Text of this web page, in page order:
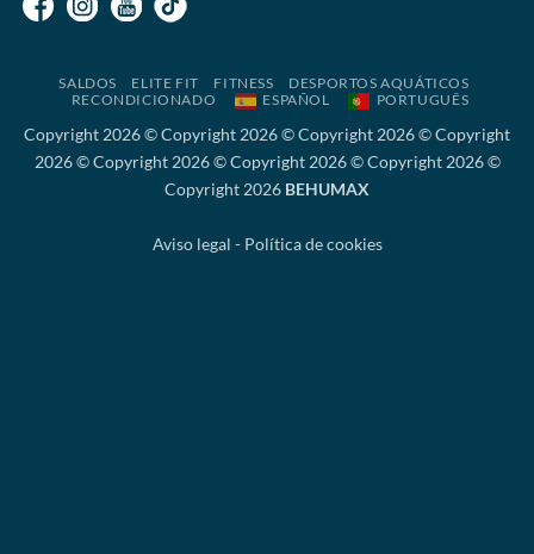
SALDOS ELITE FIT FITNESS
DESPORTOS AQUÁTICOS
RECONDICIONADO
ESPAÑOL PORTUGUÊS
Copyright 2026 © Copyright 2026 © Copyright 2026 © Copyright
2026 © Copyright 2026 © Copyright 2026 © Copyright 2026 ©
Copyright 2026 BEHUMAX
Aviso legal - Política de cookies